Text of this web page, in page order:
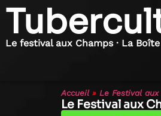
Le festival aux Champs · La
Accueil» Le Festival aux
Le Festival aux